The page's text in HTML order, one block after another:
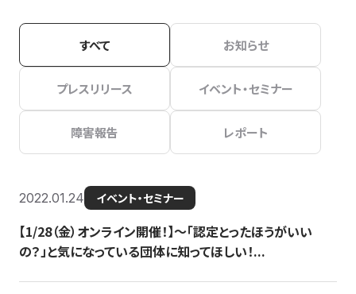
すべて お知らせ
プレスリリース イベント・セミナー
障害報告 レポート
2022.01.24 イベント・セミナー
【1/28（金）オンライン開催！】〜「認定とったほうがいい
の？」と気になっている団体に知ってほしい！...